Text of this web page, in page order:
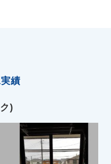
績
)